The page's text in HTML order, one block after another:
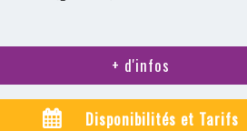
+ d'infos
Disponibilités et Tarifs